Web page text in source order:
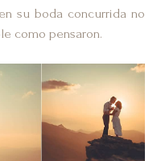
su boda concurrida no
como pensaron.